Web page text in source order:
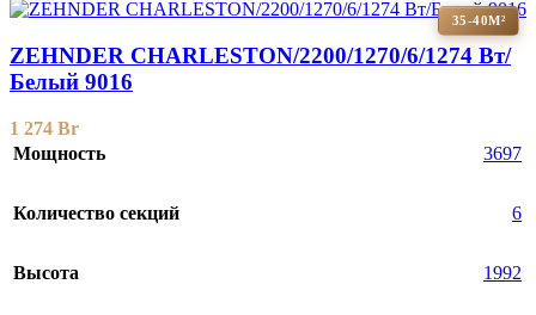
35-40М²
ZEHNDER CHARLESTON/2200/1270/6/1274 Вт/
Белый 9016
1 274 Br
Мощность
3697
Количество секций 6
Высота 1992